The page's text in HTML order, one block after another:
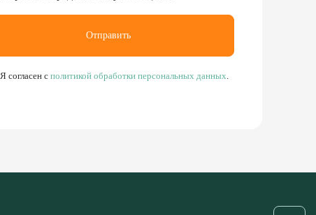
Я согласен сполитикой обработки персональных данных
Отправить